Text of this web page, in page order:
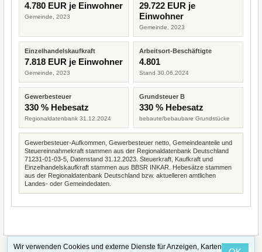
4.780 EUR je Einwohner
Gemeinde, 2023
29.722 EUR je
Einwohner
Gemeinde, 2023
Einzelhandelskaufkraft
7.818 EUR je Einwohner
Gemeinde, 2023
Arbeitsort-Beschäftigte
4.801
Stand 30.06.2024
Gewerbesteuer
330 % Hebesatz
Regionaldatenbank 31.12.2024
Grundsteuer B
330 % Hebesatz
bebaute/bebaubare Grundstücke
Gewerbesteuer-Aufkommen, Gewerbesteuer netto, Gemeindeanteile und
Steuereinnahmekraft stammen aus der Regionaldatenbank Deutschland
71231-01-03-5, Datenstand 31.12.2023. Steuerkraft, Kaufkraft und
Einzelhandelskaufkraft stammen aus BBSR INKAR. Hebesätze stammen
aus der Regionaldatenbank Deutschland bzw. aktuelleren amtlichen
Landes- oder Gemeindedaten.
Wir verwenden Cookies und externe Dienste für Anzeigen, Karten